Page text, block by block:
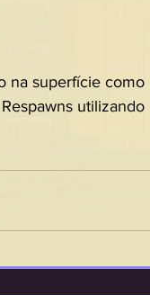
na superfície